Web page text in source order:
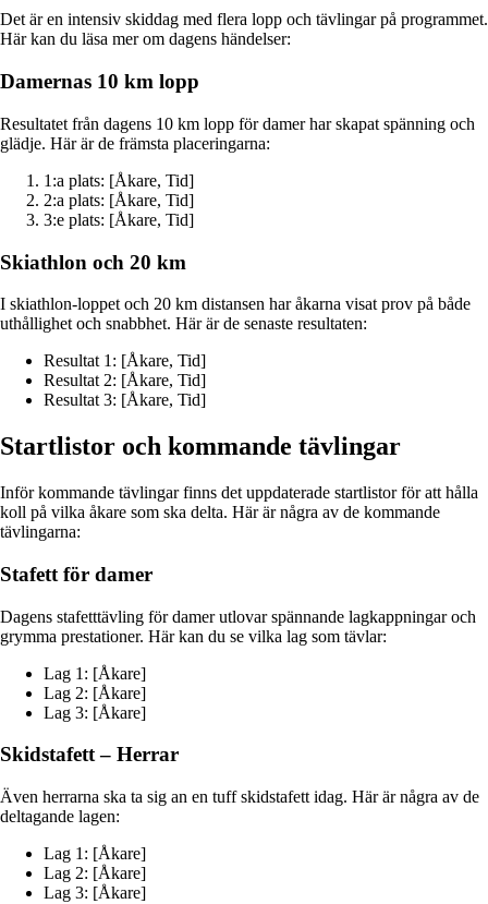
Det är en intensiv skiddag med flera lopp och tävlingar på programmet.
Här kan du läsa mer om dagens händelser:
Damernas 10 km lopp
Resultatet från dagens 10 km lopp för damer har skapat spänning och
glädje. Här är de främsta placeringarna:
1:a plats: [Åkare, Tid]
2:a plats: [Åkare, Tid]
3:e plats: [Åkare, Tid]
Skiathlon och 20 km
I skiathlon-loppet och 20 km distansen har åkarna visat prov på både
uthållighet och snabbhet. Här är de senaste resultaten:
Resultat 1: [Åkare, Tid]
Resultat 2: [Åkare, Tid]
Resultat 3: [Åkare, Tid]
Startlistor och kommande tävlingar
Inför kommande tävlingar finns det uppdaterade startlistor för att hålla
koll på vilka åkare som ska delta. Här är några av de kommande
tävlingarna:
Stafett för damer
Dagens stafetttävling för damer utlovar spännande lagkappningar och
grymma prestationer. Här kan du se vilka lag som tävlar:
Lag 1: [Åkare]
Lag 2: [Åkare]
Lag 3: [Åkare]
Skidstafett – Herrar
Även herrarna ska ta sig an en tuff skidstafett idag. Här är några av de
deltagande lagen:
Lag 1: [Åkare]
Lag 2: [Åkare]
Lag 3: [Åkare]